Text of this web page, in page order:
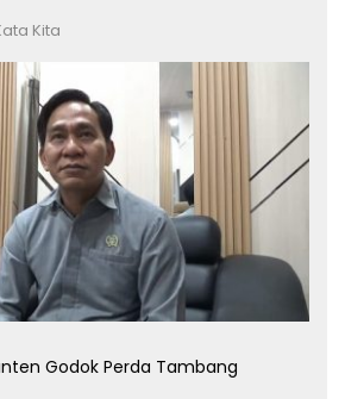
Kita
Godok Perda Tambang